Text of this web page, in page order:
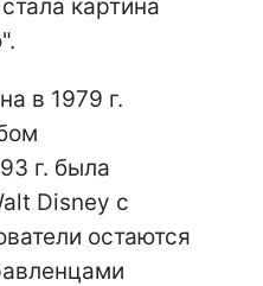
картина
в 1979 г.
г. была
Disney с
остаются